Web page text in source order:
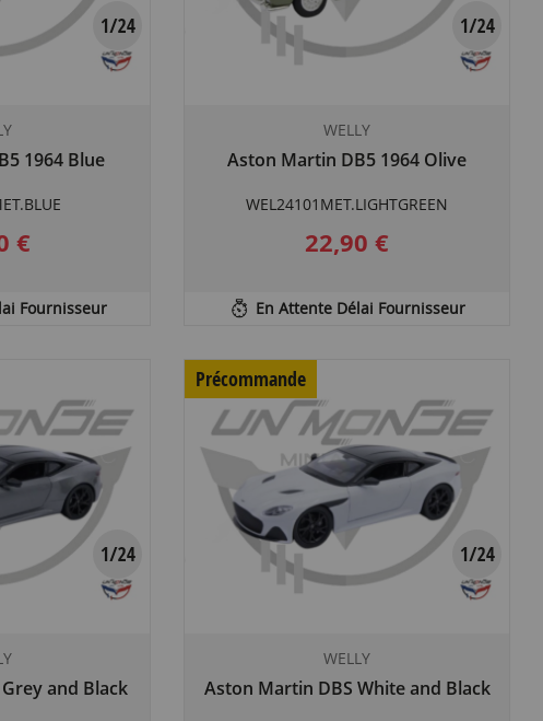
1964 Blue
€
Fournisseur
WELLY
Aston Martin DB5 1964 Olive
WEL24101MET.LIGHTGREEN
22,90 €
En Attente Délai Fournisseur
and Black
Précommande
WELLY
Aston Martin DBS White and Black